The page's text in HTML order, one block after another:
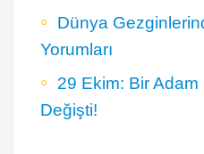
Dünya
Yorumları
29 Ekim: Bir
Değişti!